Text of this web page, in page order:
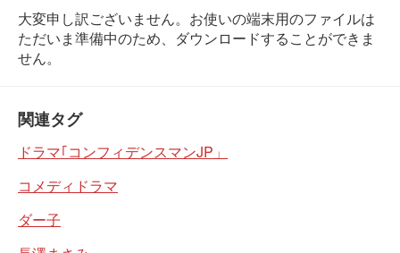
大変申し訳ございません。お使いの端末用のファイルは
ただいま準備中のため、ダウンロードすることができま
せん。
関連タグ
ドラマ｢コンフィデンスマンJP」
コメディドラマ
ダー子